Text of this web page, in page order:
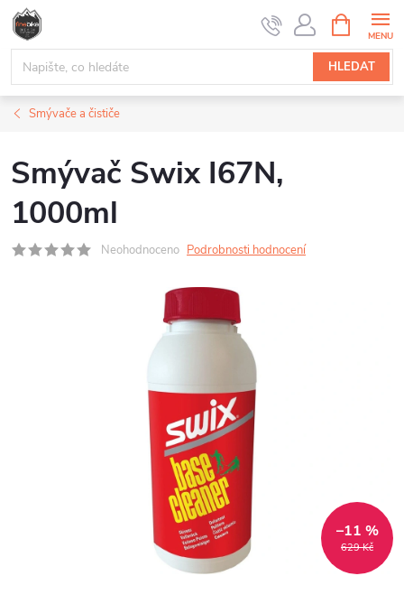
Přejít
obsah
HLEDAT
NÁKUPNÍ
KOŠÍK
Smývače a čističe
Smývač Swix I67N,
1000ml
Neohodnoceno Podrobnosti hodnocení
629 Kč
–11 %